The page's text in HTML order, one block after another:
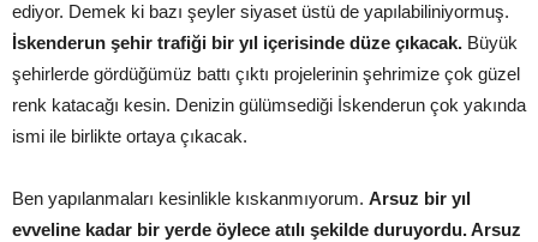
ediyor. Demek ki bazı şeyler siyaset üstü de yapılabiliniyormuş.
İskenderun şehir trafiği bir yıl içerisinde düze çıkacak. Büyük
şehirlerde gördüğümüz battı çıktı projelerinin şehrimize çok güzel
renk katacağı kesin. Denizin gülümsediği İskenderun çok yakında
ismi ile birlikte ortaya çıkacak.
Ben yapılanmaları kesinlikle kıskanmıyorum. Arsuz bir yıl
evveline kadar bir yerde öylece atılı şekilde duruyordu. Arsuz